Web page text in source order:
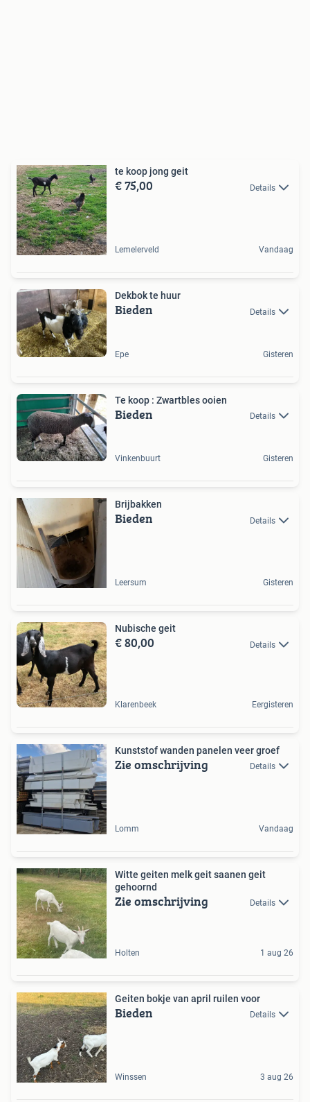
te koop jong geit
€ 75,00 Details
Lemelerveld Vandaag
Dekbok te huur
Bieden Details
Epe Gisteren
Te koop : Zwartbles ooien
Bieden Details
Vinkenbuurt Gisteren
Brijbakken
Bieden Details
Leersum Gisteren
Nubische geit
€ 80,00 Details
Klarenbeek Eergisteren
Kunststof wanden panelen veer groef
Zie omschrijving Details
Lomm Vandaag
Witte geiten melk geit saanen geit
gehoornd
Zie omschrijving Details
Holten 1 aug 26
Geiten bokje van april ruilen voor
Bieden Details
Winssen 3 aug 26